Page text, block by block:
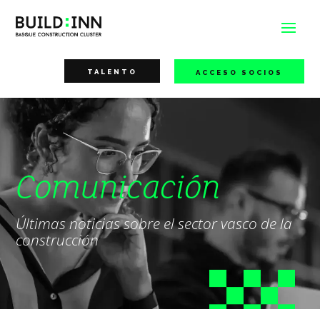
TALENTO ACCESO SOCIOS
Comunicación
Últimas noticias sobre el sector vasco de la
construcción